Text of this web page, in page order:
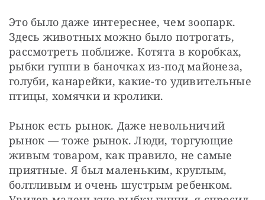
Это было даже интереснее, чем зоопарк.
Здесь животных можно было потрогать,
рассмотреть поближе. Котята в коробках,
рыбки гуппи в баночках из-под майонеза,
голуби, канарейки, какие-то удивительные
птицы, хомячки и кролики.
Рынок есть рынок. Даже невольничий
рынок — тоже рынок. Люди, торгующие
живым товаром, как правило, не самые
приятные. Я был маленьким, круглым,
болтливым и очень шустрым ребенком.